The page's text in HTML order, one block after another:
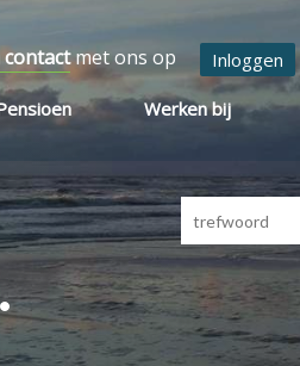
met ons op Inloggen
Werken bij